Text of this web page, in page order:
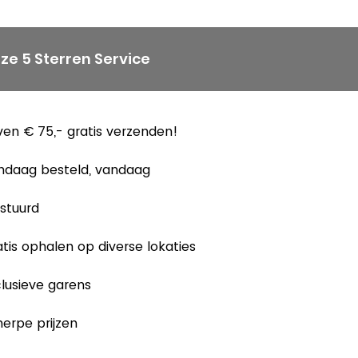
5 Sterren Service
€ 75,- gratis verzenden!
besteld, vandaag
ophalen op diverse lokaties
garens
prijzen